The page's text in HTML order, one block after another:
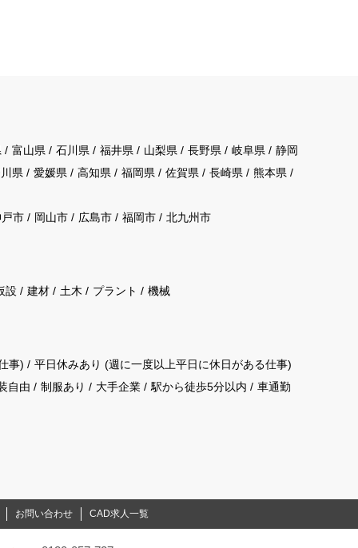
富山県 石川県 福井県 山梨県 長野県 岐阜県
静岡
県 愛媛県 高知県 福岡県 佐賀県 長崎県
熊本県
市 岡山市 広島市 福岡市 北九州市
設 建材 土木 プラント 機械
事)
平日休みあり (週に一度以上平日に休日がある仕事)
自由 制服あり 大手企業 駅から徒歩5分以内
車通勤
お問い合わせ CAD求人一覧